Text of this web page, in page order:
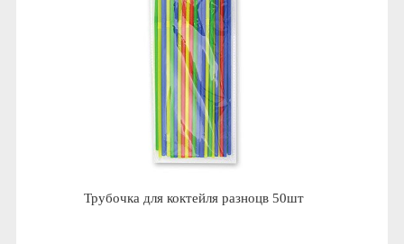
Трубочка для коктейля разноцв 50шт